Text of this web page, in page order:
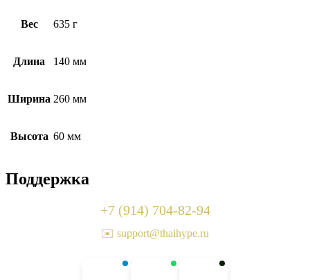
Вес 635 г
Длина 140 мм
Ширина 260 мм
Высота 60 мм
Поддержка
+7 (914) 704-82-94
✉️ support@thaihype.ru